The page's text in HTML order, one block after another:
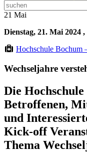
21 Mai
Dienstag, 21. Mai 2024 ,
Hochschule Bochum
Wechseljahre
Die
Betroffenen,
und
Kick-off
Thema